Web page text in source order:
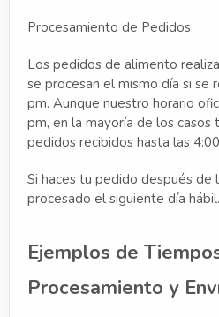
Procesamiento de Pedidos
Los pedidos de alimento
se procesan el mismo día si se
pm. Aunque nuestro horario
pm, en la mayoría de los casos
pedidos recibidos hasta las
Si haces tu pedido después de
procesado el siguiente día hábil.
Ejemplos de
Procesamiento y